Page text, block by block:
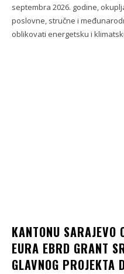
septembra 2026. godine,
poslovne, stručne i
oblikovati energetsku i
KANTONU
EURA EBRD GRANT
GLAVNOG PROJEKTA